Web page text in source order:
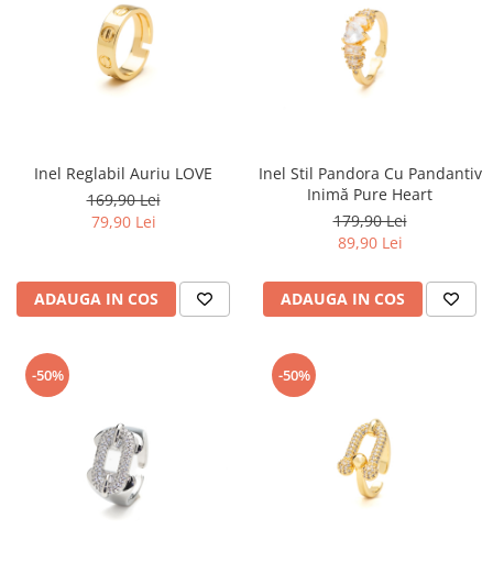
Inel Reglabil Auriu LOVE
169,90 Lei
79,90 Lei
ADAUGA IN COS
Inel Stil Pandora Cu Pandantiv
Inimă Pure Heart
179,90 Lei
89,90 Lei
ADAUGA IN COS
-50% -50%